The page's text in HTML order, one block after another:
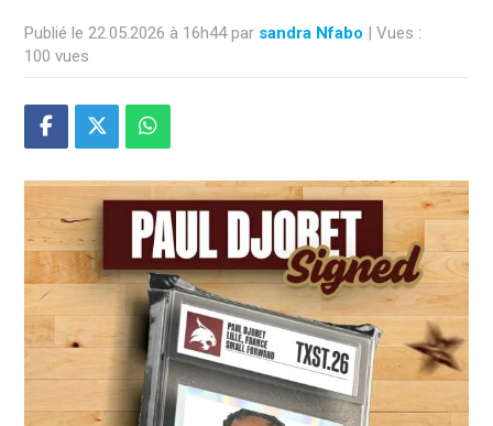
Publié le 22.05.2026 à 16h44 par sandra Nfabo | Vues :
100 vues